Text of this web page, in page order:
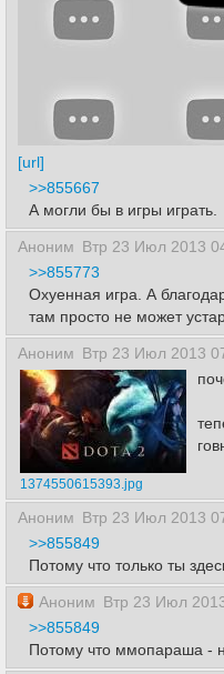
[url]
>>855667
А могли бы в игры играть.
Аноним Втр 23 Июл 2013
>>855773
Охуенная игра. А
там просто не может
Аноним Втр 23 Июл 2013
1374550615393.jpg
Аноним Втр 23 Июл 2013
>>855849
Потому что только ты
Аноним Втр 23 Июл
>>855849
Потому что ммопараша -